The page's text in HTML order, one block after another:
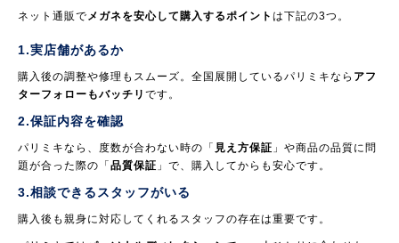
ネット通販でメガネを安心して購入するポイント は下記の3つ。
1.実店舗があるか
購入後の調整や修理もスムーズ。全国展開しているパリミキなら アフ
ターフォローもバッチリ です。
2.保証内容を確認
パリミキなら、度数が合わない時の「 見え方保証 」や商品の品質に問
題が合った際の「品質保証 」で、購入してからも安心です。
3.相談できるスタッフがいる
購入後も親身に対応してくれるスタッフの存在は重要です。